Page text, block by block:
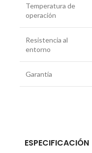
Temperatura de
operación
Resistencia al
entorno
Garantía
ESPECIFICACIÓN